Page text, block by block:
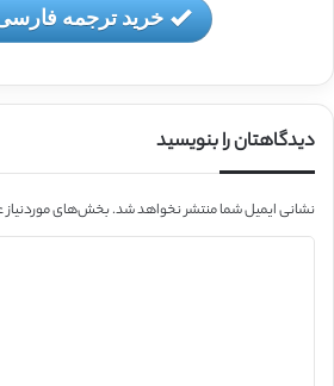
خرید ترجمه
دیدگاهتان را بنویسید
نشانی ایمیل شما منتشر نخواهد شد.بخش‌های موردنیاز